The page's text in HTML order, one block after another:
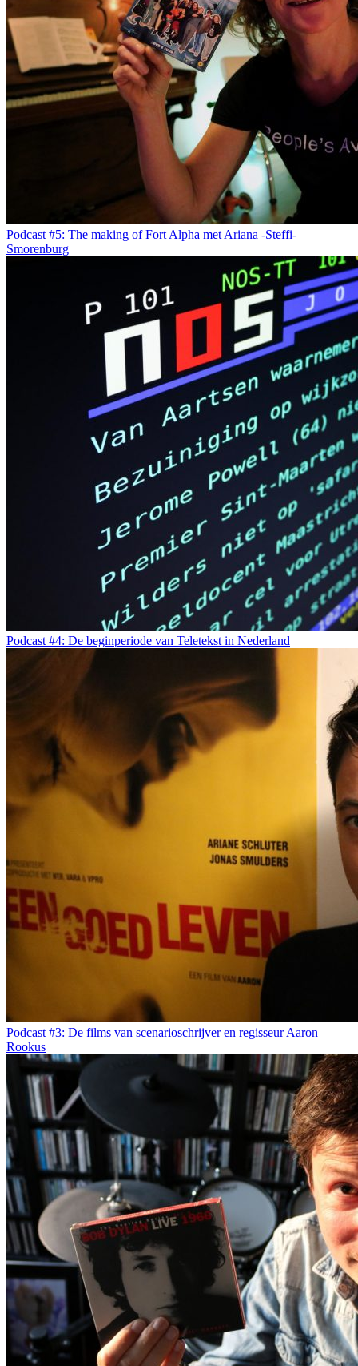
Podcast #5: The making of Fort Alpha met Ariana -Steffi-
Smorenburg
Podcast #4: De beginperiode van Teletekst in Nederland
Podcast #3: De films van scenarioschrijver en regisseur Aaron
Rookus